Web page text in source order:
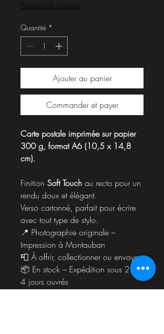
Politique de livraison
Quantité *
Ajouter au panier
Commander et payer
Carte postale imprimée sur papier
300 g, format A6 (10,5 x 14,8
cm).
Finition Soft Touch au recto pour un
rendu doux et élégant.
Verso cartonné, parfait pour écrire
avec tout type de stylo.
📍 Photographie originale –
Impression à Montauban
📮 À offrir, collectionner ou envoyer
📦 En stock – Expédition sous 2 à
4 jours ouvrés